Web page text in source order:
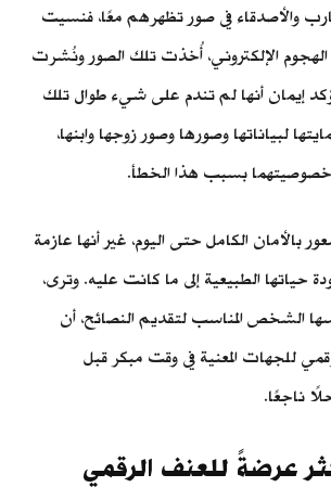
والأصدقاء في صور تظهرهم معًا، فنسيت
الهجوم الإلكتروني، أُخذت تلك الصور ونُشرت
إيمان أنها لم تندم على شيء طوال تلك
لبياناتها وصورها وصور زوجها وابنها،
خصوصيتهما بسبب هذا الخطأ.
بالأمان الكامل حتى اليوم، غير أنها عازمة
حياتها الطبيعية إلى ما كانت عليه. وترى،
الشخص المناسب لتقديم النصائح، أن
للجهات المعنية في وقت مبكر قبل
ناجعًا.
عرضةً للعنف الرقمي